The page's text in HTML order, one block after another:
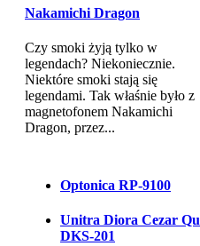
Nakamichi Dragon
Czy smoki żyją tylko w
legendach? Niekoniecznie.
Niektóre smoki stają się
legendami. Tak właśnie było z
magnetofonem Nakamichi
Dragon, przez...
Optonica RP-9100
Unitra Diora Cezar
DKS-201